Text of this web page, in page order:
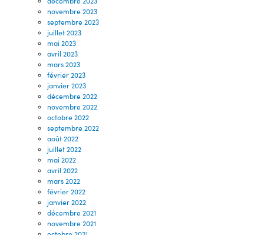
novembre 2023
septembre 2023
juillet 2023
mai 2023
avril 2023
mars 2023
février 2023
janvier 2023
décembre 2022
novembre 2022
octobre 2022
septembre 2022
août 2022
juillet 2022
mai 2022
avril 2022
mars 2022
février 2022
janvier 2022
décembre 2021
novembre 2021